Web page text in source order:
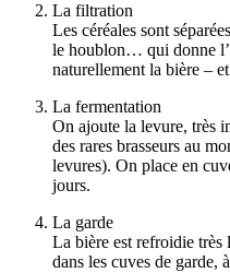
La filtration
Les céréales sont
le houblon… qui donne
naturellement la bière –
La fermentation
On ajoute la levure, très
des rares brasseurs au
levures). On place en
jours.
La garde
La bière est refroidie très
dans les cuves de garde,